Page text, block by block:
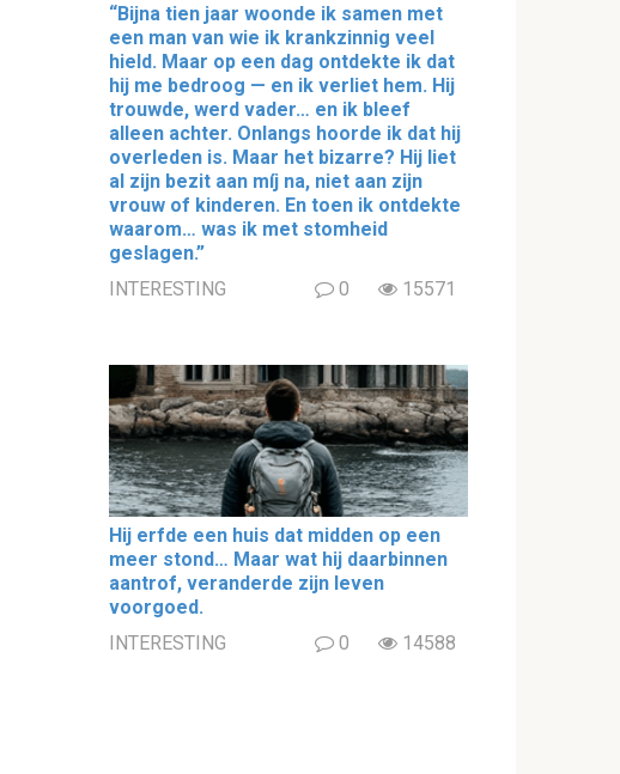
“Bijna tien jaar woonde ik samen met
een man van wie ik krankzinnig veel
hield. Maar op een dag ontdekte ik dat
hij me bedroog — en ik verliet hem. Hij
trouwde, werd vader… en ik bleef
alleen achter. Onlangs hoorde ik dat hij
overleden is. Maar het bizarre? Hij liet
al zijn bezit aan míj na, niet aan zijn
vrouw of kinderen. En toen ik ontdekte
waarom… was ik met stomheid
geslagen.”
INTERESTING
0 15571
Hij erfde een huis dat midden op een
meer stond… Maar wat hij daarbinnen
aantrof, veranderde zijn leven
voorgoed.
INTERESTING
0 14588